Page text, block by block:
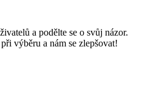
a podělte se o svůj názor.
výběru a nám se zlepšovat!